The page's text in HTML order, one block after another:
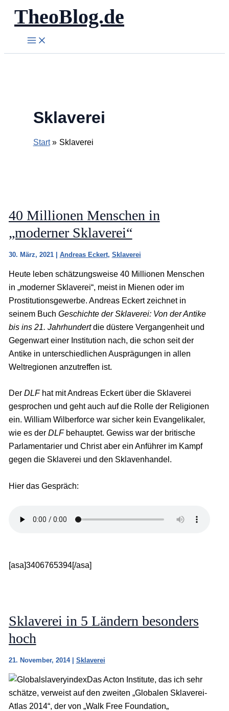
Zum
Inhalt
springen
TheoBlog.de
Sklaverei
Start Sklaverei
40 Millionen Menschen in
„moderner Sklaverei“
30. März, 2021 | Andreas Eckert, Sklaverei
Heute leben schätzungsweise 40 Millionen Menschen
in „moderner Sklaverei“, meist in Mienen oder im
Prostitutionsgewerbe. Andreas Eckert zeichnet in
seinem Buch Geschichte der Sklaverei: Von der Antike
bis ins 21. Jahrhundertdie düstere Vergangenheit und
Gegenwart einer Institution nach, die schon seit der
Antike in unterschiedlichen Ausprägungen in allen
Weltregionen anzutreffen ist.
Der DLFhat mit Andreas Eckert über die Sklaverei
gesprochen und geht auch auf die Rolle der Religionen
ein. William Wilberforce war sicher kein Evangelikaler,
wie es der DLFbehauptet. Gewiss war der britische
Parlamentarier und Christ aber ein Anführer im Kampf
gegen die Sklaverei und den Sklavenhandel.
Hier das Gespräch:
[asa]3406765394[/asa]
Sklaverei in 5 Ländern besonders
hoch
21. November, 2014 Sklaverei
Das Acton Institute, das ich sehr
schätze, verweist auf den zweiten „Globalen Sklaverei-
Atlas 2014“, der von „Walk Free Foundation„